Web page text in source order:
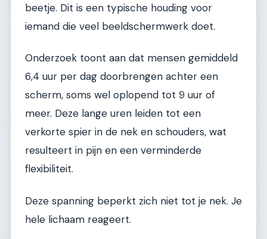
beetje. Dit is een typische houding voor
iemand die veel beeldschermwerk doet.
Onderzoek toont aan dat mensen gemiddeld
6,4 uur per dag doorbrengen achter een
scherm, soms wel oplopend tot 9 uur of
meer. Deze lange uren leiden tot een
verkorte spier in de nek en schouders, wat
resulteert in pijn en een verminderde
flexibiliteit.
Deze spanning beperkt zich niet tot je nek. Je
hele lichaam reageert.